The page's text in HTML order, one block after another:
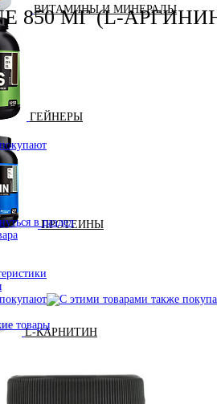
ВИТАМИНЫ И МИНЕРАЛЫ
ГЕЙНЕРЫ
ПРОТЕИНЫ
L-КАРНИТИН
850 МГ (L-